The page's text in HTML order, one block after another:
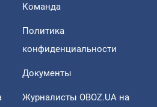
Команда
Политика
конфиденциальности
Документы
Журналисты OBOZ.UA на